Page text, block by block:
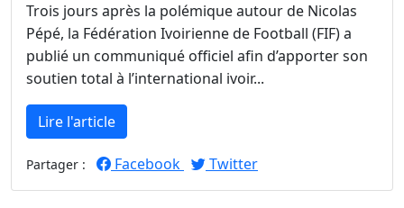
Trois jours après la polémique autour de Nicolas
Pépé, la Fédération Ivoirienne de Football (FIF) a
publié un communiqué officiel afin d’apporter son
soutien total à l’international ivoir...
Lire l'article
Partager : Facebook Twitter